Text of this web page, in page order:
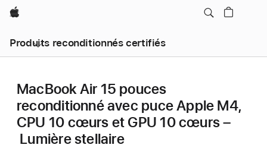
Apple
Produits reconditionnés certifiés
MacBook Air 15 pouces
reconditionné avec puce Apple M4,
CPU 10 cœurs et GPU 10 cœurs –
Lumière stellaire